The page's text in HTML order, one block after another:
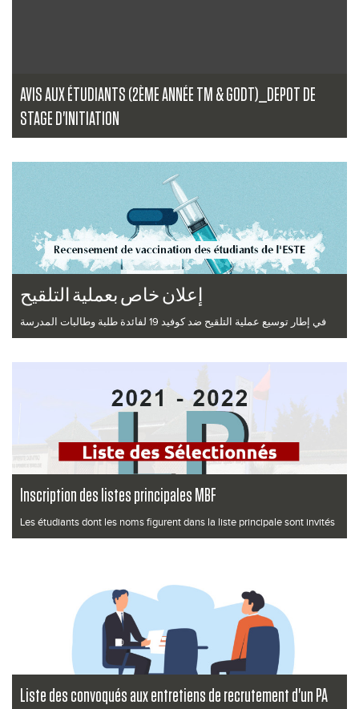
AVIS AUX ÉTUDIANTS (2ÈME ANNÉE TM & GODT)_DEPOT DE
STAGE D'INITIATION
déposer leur stage ...
إعلان خاص بعملية التلقيح
في إطار توسيع عملية التلقيح ضد كوفيد 19 لفائدة طلبة وطالبات المدرسة
العليا للتكن...
Inscription des listes principales MBF
Les étudiants dont les noms figurent dans la liste principale sont invités
à s'i...
Liste des convoqués aux entretiens de recrutement d'un PA